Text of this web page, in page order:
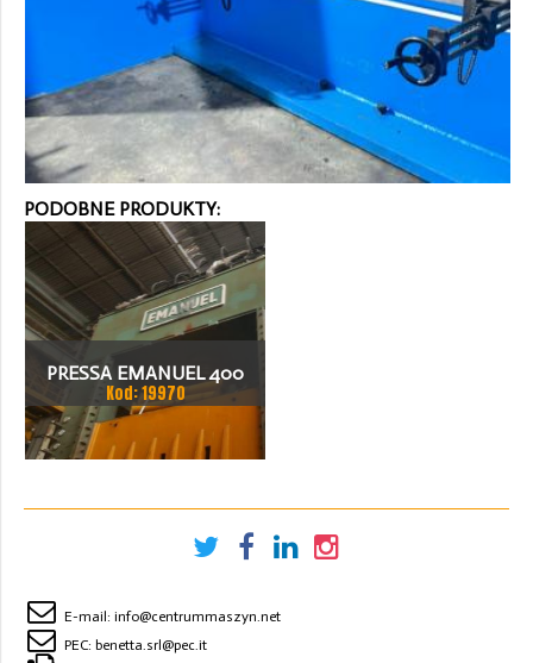
PODOBNE PRODUKTY:
PRESSA EMANUEL 400
TON PRASA MECHANICZNA
Kod: 19970
E-mail: info@centrummaszyn.net
PEC: benetta.srl@pec.it